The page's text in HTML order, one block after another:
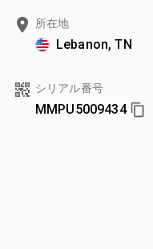
所在地
Lebanon, TN
シリアル番号
MMPU5009434